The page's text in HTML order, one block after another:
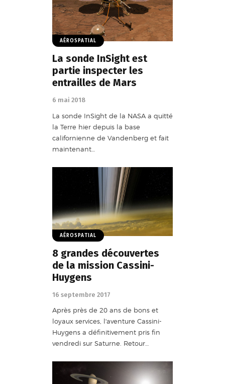
AÉROSPATIAL
La sonde InSight est
partie inspecter les
entrailles de Mars
6 mai 2018
La sonde InSight de la NASA a quitté
la Terre hier depuis la base
californienne de Vandenberg et fait
maintenant…
AÉROSPATIAL
8 grandes découvertes
de la mission Cassini-
Huygens
16 septembre 2017
Après près de 20 ans de bons et
loyaux services, l'aventure Cassini-
Huygens a définitivement pris fin
vendredi sur Saturne. Retour…